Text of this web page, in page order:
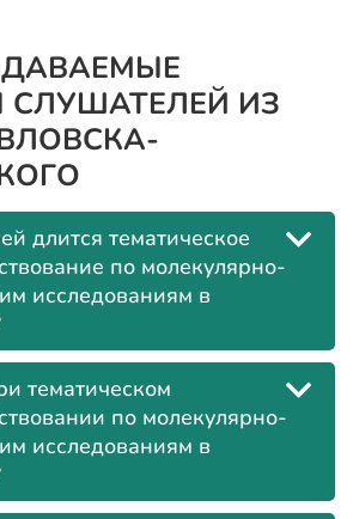
ИЗ
длится тематическое
по молекулярно-
исследованиям в
тематическом
по молекулярно-
исследованиям в